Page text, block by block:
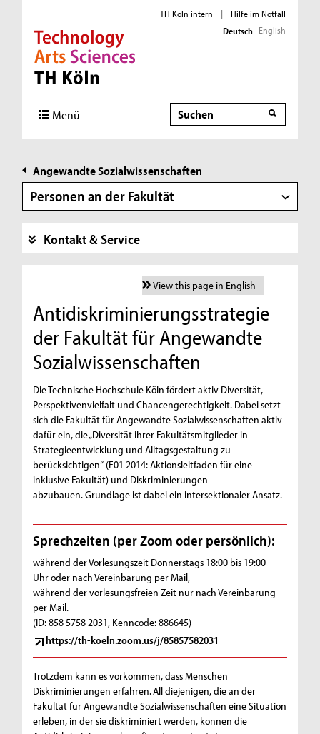
Direkt zur Hauptnavigation
Direkt zur Subnavigation
Direkt zum Inhalt
Direkt zum Fußbereich
TH Köln intern |
Hilfe im Notfall
Deutsch English
Menü Suche
Suche
Angewandte Sozialwissenschaften
Personen an der Fakultät
Kontakt & Service
View this page in English
Antidiskriminierungsstrategie
der Fakultät für Angewandte
Sozialwissenschaften
Die Technische Hochschule Köln fördert aktiv Diversität,
Perspektivenvielfalt und Chancengerechtigkeit. Dabei setzt
sich die Fakultät für Angewandte Sozialwissenschaften aktiv
dafür ein, die „Diversität ihrer Fakultätsmitglieder in
Strategieentwicklung und Alltagsgestaltung zu
berücksichtigen“ (F01 2014: Aktionsleitfaden für eine
inklusive Fakultät) und Diskriminierungen
abzubauen. Grundlage ist dabei ein intersektionaler Ansatz.
Sprechzeiten (per Zoom oder persönlich):
während der Vorlesungszeit Donnerstags 18:00 bis 19:00
Uhr oder nach Vereinbarung per Mail,
während der vorlesungsfreien Zeit nur nach Vereinbarung
per Mail.
(ID: 858 5758 2031, Kenncode: 886645)
https://th-koeln.zoom.us/j/85857582031
Trotzdem kann es vorkommen, dass Menschen
Diskriminierungen erfahren. All diejenigen, die an der
Fakultät für Angewandte Sozialwissenschaften eine Situation
erleben, in der sie diskriminiert werden, können die